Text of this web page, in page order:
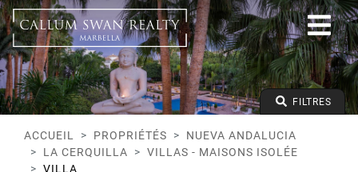
Tous les modes de vie
Nueva Andalucia
La Cerquilla
Tous les types
Prix à partir de
Prix jusqu'à
Lits minimums FILTRES
ACCUEIL PROPRIÉTÉS
NUEVA ANDALUCIA
LA CERQUILLA
VILLAS - MAISONS ISOLÉE
VILLA